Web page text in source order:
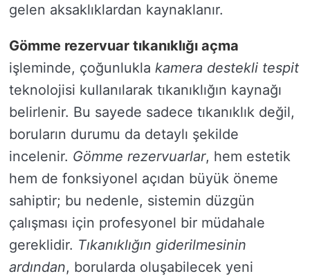
gelen aksaklıklardan kaynaklanır.
Gömme rezervuar tıkanıklığı açma
işleminde, çoğunlukla kamera destekli tespit
teknolojisi kullanılarak tıkanıklığın kaynağı
belirlenir. Bu sayede sadece tıkanıklık değil,
boruların durumu da detaylı şekilde
incelenir. Gömme rezervuarlar, hem estetik
hem de fonksiyonel açıdan büyük öneme
sahiptir; bu nedenle, sistemin düzgün
çalışması için profesyonel bir müdahale
gereklidir. Tıkanıklığın giderilmesinin
ardından, borularda oluşabilecek yeni